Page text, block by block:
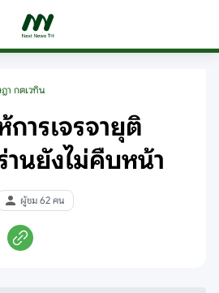
ฎา กตเวทิน
ารเจรจายุติ
นยังไม่คืบหน้า
ผู้ชม 62 คน